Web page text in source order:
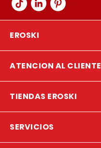
EROSKI
ATENCION AL CLIENTE
TIENDAS EROSKI
SERVICIOS